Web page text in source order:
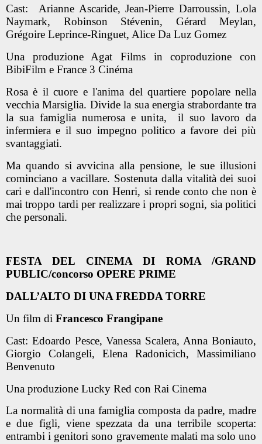
Cast:
Arianne Ascaride, Jean-Pierre Darroussin, Lola
Naymark, Robinson Stévenin, Gérard Meylan,
Grégoire Leprince-Ringuet, Alice Da Luz Gomez
Una produzione Agat Films in coproduzione con
BibiFilm e France 3 Cinéma
Rosa è il cuore e l'anima del quartiere popolare nella
vecchia Marsiglia. Divide la sua energia strabordante tra
la sua famiglia numerosa e unita, il suo lavoro da
infermiera e il suo impegno politico a favore dei più
svantaggiati.
Ma quando si avvicina alla pensione, le sue illusioni
cominciano a vacillare. Sostenuta dalla vitalità dei suoi
cari e dall'incontro con Henri, si rende conto che non è
mai troppo tardi per realizzare i propri sogni, sia politici
che personali.
FESTA DEL CINEMA DI ROMA /GRAND
PUBLIC/concorso OPERE PRIME
DALL’ALTO DI UNA FREDDA TORRE
Un film di Francesco Frangipane
Cast: Edoardo Pesce, Vanessa Scalera, Anna Boniauto,
Giorgio Colangeli, Elena Radonicich, Massimiliano
Benvenuto
Una produzione Lucky Red con Rai Cinema
La normalità di una famiglia composta da padre, madre
e due figli, viene spezzata da una terribile scoperta:
entrambi i genitori sono gravemente malati ma solo uno